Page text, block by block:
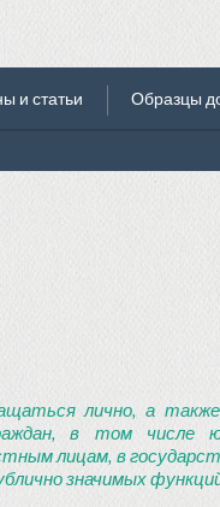
и статьи Образцы
лично, а
в том числе
лицам, в
значимых